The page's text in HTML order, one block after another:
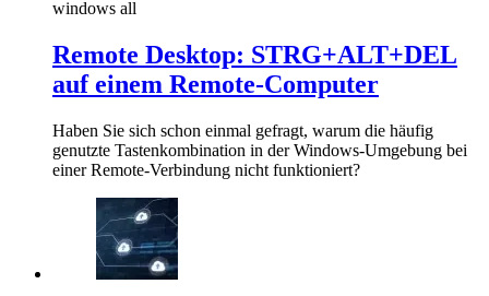
windows all
Remote Desktop: STRG+ALT+DEL
auf einem Remote-Computer
Haben Sie sich schon einmal gefragt, warum die häufig
genutzte Tastenkombination in der Windows-Umgebung bei
einer Remote-Verbindung nicht funktioniert?